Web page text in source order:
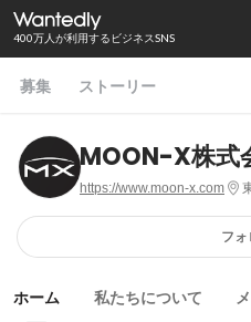
400万人が利用するビジネスSNS
募集 ストーリー
MOON-X株式
https://www.moon-x.com
フ
ホーム 私たちについて